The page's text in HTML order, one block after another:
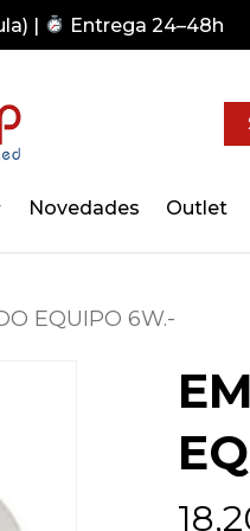
| Entrega 24–48h
Novedades Outlet
EQUIPO 6W.-